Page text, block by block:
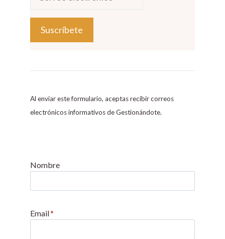
o
s
t
C
n
a
Al enviar este formulario, aceptas recibir correos
electrónicos informativos de Gestionándote.
Nombre
Email*